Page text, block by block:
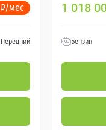
₽/мес
Передний
1 018
Бензин